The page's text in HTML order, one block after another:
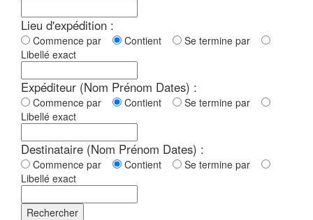
Lieu d'expédition :
Commence par Contient
Se termine par
Libellé exact
Expéditeur (Nom Prénom Dates) :
Commence par Contient
Se termine par
Libellé exact
Destinataire (Nom Prénom Dates) :
Commence par Contient
Se termine par
Libellé exact
Rechercher